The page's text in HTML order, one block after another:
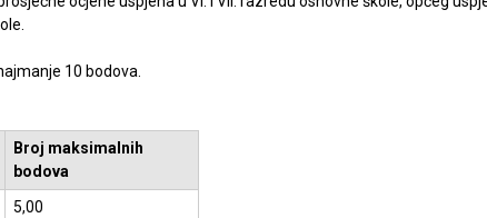
10 bodova.
Broj maksimalnih
bodova
5,00